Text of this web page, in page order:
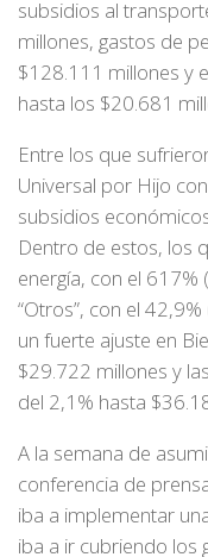
subsidios al
millones, gastos de
$128.111 millones y
hasta los $20.681
Entre los que
Universal por Hijo
subsidios
Dentro de estos, los
energía, con el
“Otros”, con el
un fuerte ajuste en
$29.722 millones y
del 2,1% hasta
A la semana de
conferencia de
iba a implementar
iba a ir cubriendo los